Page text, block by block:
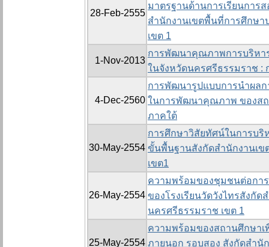
28-Feb-2555
มาตรฐานด้านการเรียนการ
สำนักงานเขตพื้นที่การศึกษ
เขต 1
1-Nov-2013
การพัฒนาคุณภาพการบริหา
ในจังหวัดนครศรีธรรมราช :
4-Dec-2560
การพัฒนารูปแบบการนำผล
ในการพัฒนาคุณภาพ ของส
ภาคใต้
30-May-2554
การศึกษาวิสัยทัศน์ในการบริ
ขั้นพื้นฐานสังกัดสำนักงานเ
เขต1
26-May-2554
ความพร้อมของชุมชนต่อกา
ของโรงเรียนวัดวังไทรสังกั
นครศรีธรรมราช เขต 1
25-May-2554
ความพร้อมของสถานศึกษา
ภายนอก รอบสอง สังกัดสำนั